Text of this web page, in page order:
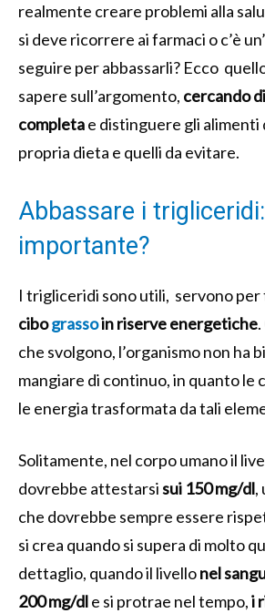
realmente creare problemi alla
si deve ricorrere ai farmaci o c’è
seguire per abbassarli? Ecco
sapere sull’argomento, cercando
completae distinguere gli alimenti
propria dieta e quelli da evitare.
Abbassare i
importante?
I trigliceridi sono utili, servono
cibograssoin riserve energetiche
che svolgono, l’organismo non ha
mangiare di continuo, in quanto le
le energia trasformata da tali
Solitamente, nel corpo umano il
dovrebbe attestarsisui 150 mg/dl,
che dovrebbe sempre essere
si crea quando si supera di molto
dettaglio, quando il livellonel
200 mg/dle si protrae nel tempo,i